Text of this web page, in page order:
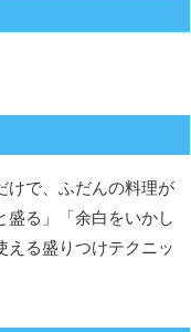
けで、ふだんの料理が
る」「余白をいかし
える盛りつけテクニッ